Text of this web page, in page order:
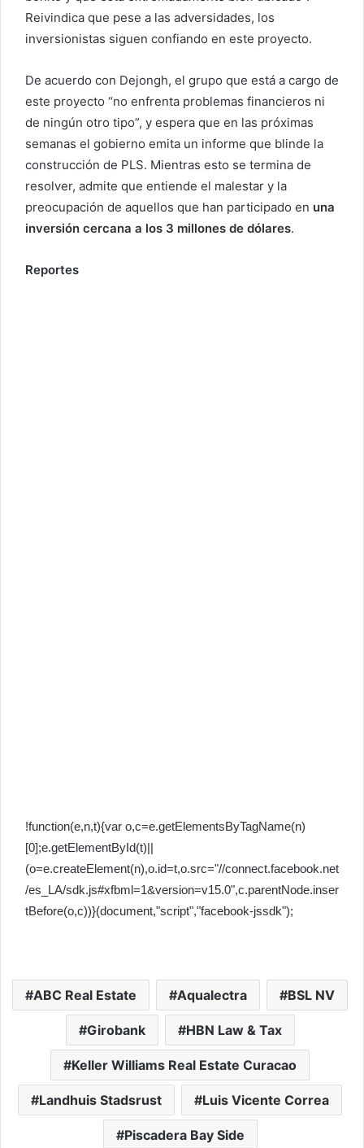
Reivindica que pese a las adversidades, los
inversionistas siguen confiando en este proyecto.
De acuerdo con Dejongh, el grupo que está a cargo de
este proyecto “no enfrenta problemas financieros ni
de ningún otro tipo”, y espera que en las próximas
semanas el gobierno emita un informe que blinde la
construcción de PLS. Mientras esto se termina de
resolver, admite que entiende el malestar y la
preocupación de aquellos que han participado en una
inversión cercana a los 3 millones de dólares.
Reportes
!function(e,n,t){var o,c=e.getElementsByTagName(n)
[0];e.getElementById(t)||
(o=e.createElement(n),o.id=t,o.src="//connect.facebook.net
/es_LA/sdk.js#xfbml=1&version=v15.0",c.parentNode.inser
tBefore(o,c))}(document,"script","facebook-jssdk");
ABC Real Estate Aqualectra BSL NV
Girobank HBN Law & Tax
Keller Williams Real Estate Curacao
Landhuis Stadsrust Luis Vicente Correa
Piscadera Bay Side